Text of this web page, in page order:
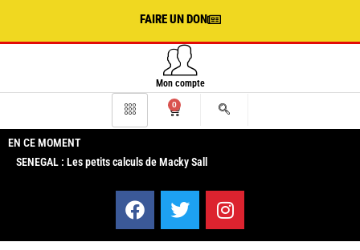
FAIRE UN DON
Mon compte
0
EN CE MOMENT
SENEGAL : Les petits calculs de Macky Sall